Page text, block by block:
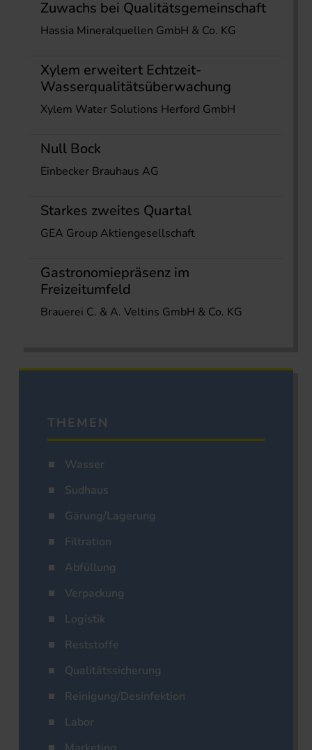
Zuwachs bei Qualitätsgemeinschaft
Hassia Mineralquellen GmbH & Co. KG
Xylem erweitert Echtzeit-
Wasserqualitätsüberwachung
Xylem Water Solutions Herford GmbH
Null Bock
Einbecker Brauhaus AG
Starkes zweites Quartal
GEA Group Aktiengesellschaft
Gastronomiepräsenz im
Freizeitumfeld
Brauerei C. & A. Veltins GmbH & Co. KG
THEMEN
Wasser
Sudhaus
Gärung/Lagerung
Filtration
Abfüllung
Verpackung
Logistik
Reststoffe
Qualitätssicherung
Reinigung/Desinfektion
Labor